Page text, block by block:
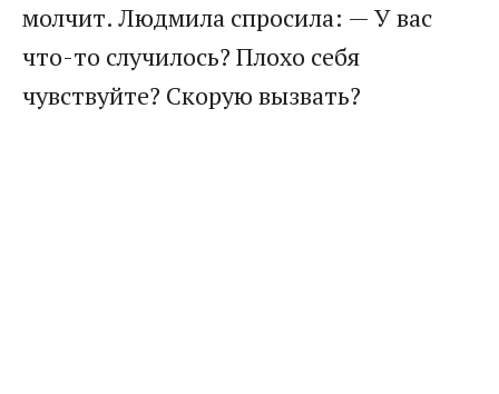
молчит. Людмила спросила: — У вас
что-то случилось? Плохо себя
чувствуйте? Скорую вызвать?